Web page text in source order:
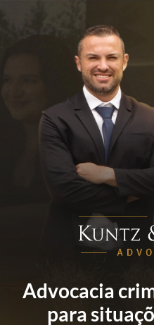
Advocacia
para